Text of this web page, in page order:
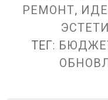
РЕМОНТ,
ТЕГ: